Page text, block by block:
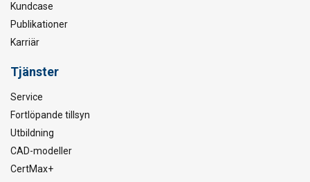
Kundcase
Publikationer
Karriär
Tjänster
Service
Fortlöpande tillsyn
Utbildning
CAD-modeller
CertMax+